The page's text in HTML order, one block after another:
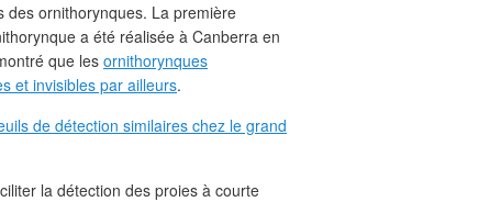
des ornithorynques. La première
a été réalisée à Canberra en
que les ornithorynques
et invisibles par ailleurs.
de détection similaires chez le grand
la détection des proies à courte